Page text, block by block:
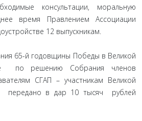
консультации, моральную
время Правлением Ассоциации
12 выпускникам.
65-й годовщины Победы в Великой
по решению Собрания членов
СГАП – участникам Великой
передано в дар 10 тысяч рублей